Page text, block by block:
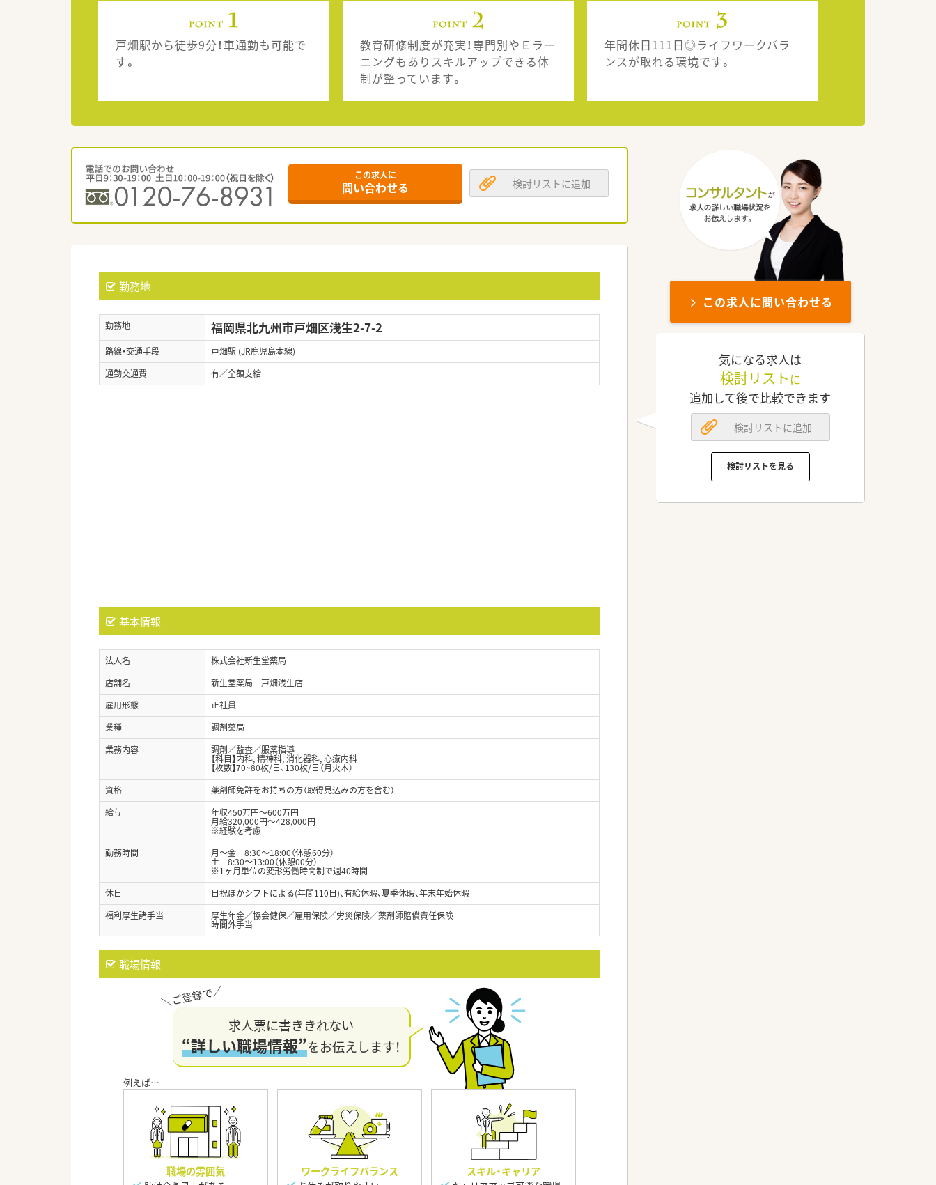
戸畑駅から徒歩9分！車通勤も可能で
す。
教育研修制度が充実！専門別やＥラー
ニングもありスキルアップできる体
制が整っています。
年間休日111日◎ライフワークバラ
ンスが取れる環境です。
この求人に
問い合わせる 検討リストに追加
勤務地
勤務地 福岡県北九州市戸畑区浅生2-7-2
路線・交通手段
戸畑駅 (JR鹿児島本線)
通勤交通費
有／全額支給
基本情報
法人名
株式会社新生堂薬局
店舗名
新生堂薬局 戸畑浅生店
雇用形態
正社員
業種
調剤薬局
業務内容
調剤／監査／服薬指導
【科目】内科, 精神科, 消化器科, 心療内科
【枚数】70~80枚/日、130枚/日（月火木）
資格
薬剤師免許をお持ちの方（取得見込みの方を含む）
給与
年収450万円～600万円
月給320,000円～428,000円
※経験を考慮
勤務時間
月〜金 8:30〜18:00（休憩60分）
土 8:30〜13:00（休憩00分）
※1ヶ月単位の変形労働時間制で週40時間
休日
日祝ほかシフトによる(年間110日)、有給休暇、夏季休暇、年末年始休暇
福利厚生諸手当
厚生年金／協会健保／雇用保険／労災保険／薬剤師賠償責任保険
時間外手当
職場情報
求人票に書ききれない
“詳しい職場情報”をお伝えします！
職場の雰囲気 ワークライフバランス スキル・キャリア
この求人に問い合わせる
気になる求人は
検討リスト に
追加して後で比較できます
検討リストに追加
検討リストを見る